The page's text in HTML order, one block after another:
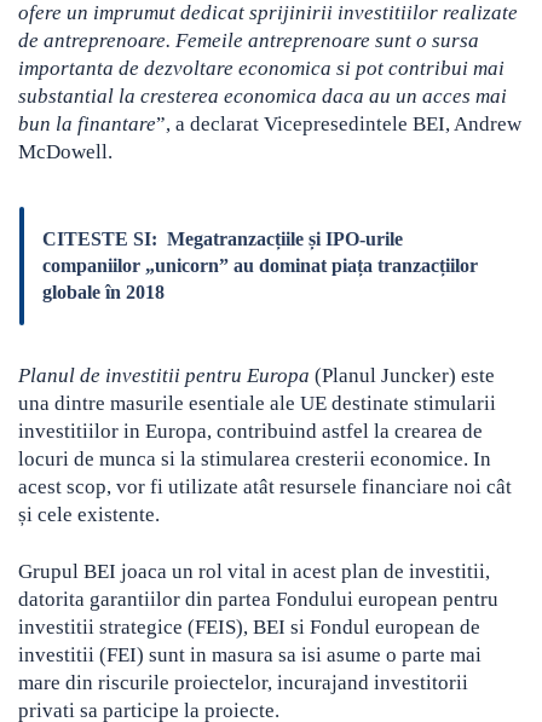
ofere un imprumut dedicat sprijinirii investitiilor realizate
de antreprenoare. Femeile antreprenoare sunt o sursa
importanta de dezvoltare economica si pot contribui mai
substantial la cresterea economica daca au un acces mai
bun la finantare”, a declarat Vicepresedintele BEI, Andrew
McDowell.
CITESTE SI: Megatranzacțiile și IPO-urile
companiilor „unicorn” au dominat piața tranzacțiilor
globale în 2018
Planul de investitii pentru Europa (Planul Juncker) este
una dintre masurile esentiale ale UE destinate stimularii
investitiilor in Europa, contribuind astfel la crearea de
locuri de munca si la stimularea cresterii economice. In
acest scop, vor fi utilizate atât resursele financiare noi cât
și cele existente.
Grupul BEI joaca un rol vital in acest plan de investitii,
datorita garantiilor din partea Fondului european pentru
investitii strategice (FEIS), BEI si Fondul european de
investitii (FEI) sunt in masura sa isi asume o parte mai
mare din riscurile proiectelor, incurajand investitorii
privati sa participe la proiecte.